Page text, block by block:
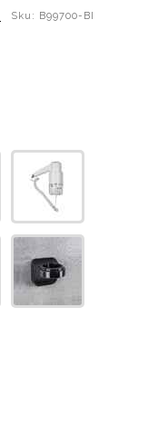
Sku: B99700-BI